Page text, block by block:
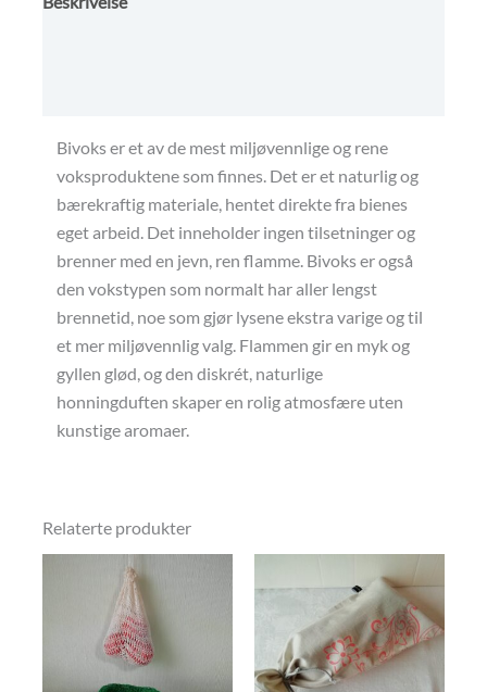
Bivoks er et av de mest miljøvennlige og rene
voksproduktene som finnes. Det er et naturlig og
bærekraftig materiale, hentet direkte fra bienes
eget arbeid. Det inneholder ingen tilsetninger og
brenner med en jevn, ren flamme. Bivoks er også
den vokstypen som normalt har aller lengst
brennetid, noe som gjør lysene ekstra varige og til
et mer miljøvennlig valg. Flammen gir en myk og
gyllen glød, og den diskrét, naturlige
honningduften skaper en rolig atmosfære uten
kunstige aromaer.
Relaterte produkter